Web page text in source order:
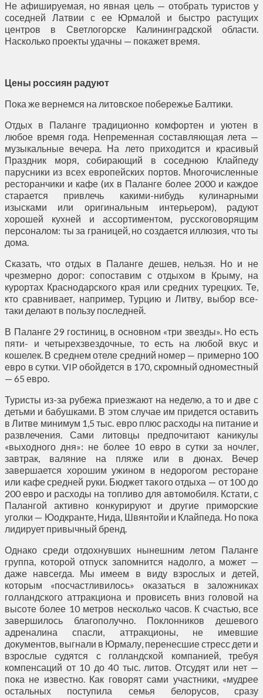
Не афишируемая, но явная цель — отобрать туристов у
соседней Латвии с ее Юрмалой и быстро растущих
центров в Светлогорске Калининградской области.
Насколько проекты удачны — покажет время.
Цены россиян радуют
Пока же вернемся на литовское побережье Балтики.
Отдых в Паланге традиционно комфортен и уютен в
любое время года. Непременная составляющая лета —
музыкальные вечера. На лето приходится и красивый
Праздник моря, собирающий в соседнюю Клайпеду
парусники из всех европейских портов. Многочисленные
ресторанчики и кафе (их в Паланге более 2000 и каждое
старается привлечь какими-нибудь кулинарными
изысками или оригинальным интерьером), радуют
хорошей кухней и ассортиментом, русскоговорящим
персоналом: ты за границей, но создается иллюзия, что ты
дома.
Сказать, что отдых в Паланге дешев, нельзя. Но и не
чрезмерно дорог: сопоставим с отдыхом в Крыму, на
курортах Краснодарского края или средних турецких. Те,
кто сравнивает, например, Турцию и Литву, выбор все-
таки делают в пользу последней.
В Паланге 29 гостиниц, в основном «три звезды». Но есть
пяти- и четырехзвездочные, то есть на любой вкус и
кошелек. В среднем отеле средний номер — примерно 100
евро в сутки. VIP обойдется в 170, скромный одноместный
— 65 евро.
Туристы из-за рубежа приезжают на неделю, а то и две с
детьми и бабушками. В этом случае им придется оставить
в Литве минимум 1,5 тыс. евро плюс расходы на питание и
развлечения. Сами литовцы предпочитают каникулы
«выходного дня»: не более 10 евро в сутки за ночлег,
завтрак, валяние на пляже или в дюнах. Вечер
завершается хорошим ужином в недорогом ресторане
или кафе средней руки. Бюджет такого отдыха — от 100 до
200 евро и расходы на топливо для автомобиля. Кстати, с
Палангой активно конкурируют и другие приморские
уголки — Юодкранте, Нида, Швянтойи и Клайпеда. Но пока
лидирует привычный бренд.
Однако среди отдохнувших нынешним летом Паланге
группа, которой отпуск запомнится надолго, а может —
даже навсегда. Мы имеем в виду взрослых и детей,
которым «посчастливилось» оказаться в заложниках
голландского аттракциона и провисеть вниз головой на
высоте более 10 метров несколько часов. К счастью, все
завершилось благополучно. Поклонников дешевого
адреналина спасли, аттракционы, не имевшие
документов, выгнали в Юрмалу, перенесшие стресс дети и
взрослые судятся с голландской компанией, требуя
компенсаций от 10 до 40 тыс. литов. Отсудят или нет —
пока не известно. Как говорят сами участники, «мудрее
остальных поступила семья белорусов, сразу